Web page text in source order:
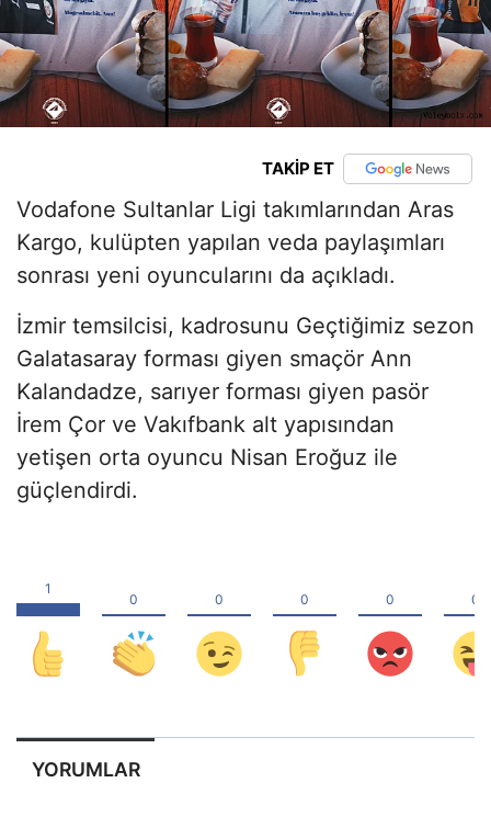
TAKİP ET
Vodafone Sultanlar Ligi takımlarından Aras
Kargo, kulüpten yapılan veda paylaşımları
sonrası yeni oyuncularını da açıkladı.
İzmir temsilcisi, kadrosunu Geçtiğimiz sezon
Galatasaray forması giyen smaçör Ann
Kalandadze, sarıyer forması giyen pasör
İrem Çor ve Vakıfbank alt yapısından
yetişen orta oyuncu Nisan Eroğuz ile
güçlendirdi.
YORUMLAR